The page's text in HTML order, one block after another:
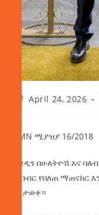
April 24, 2026
AMN ሚያዝያ 16/2018
ስዊዲን በሁለትዮሽ እና
ትብብር የበለጠ ማጠናከር
አስታወቀ።